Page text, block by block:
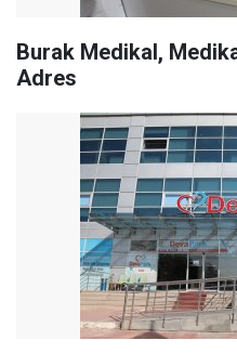
Burak Medikal,
Adres